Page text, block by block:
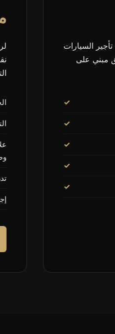
السيارات
مبني على
من